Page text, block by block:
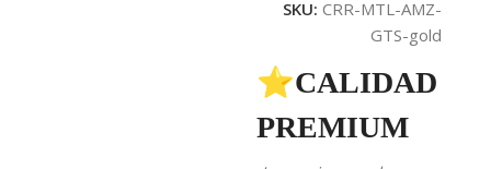
SKU: CRR-MTL-AMZ-
GTS-gold
⭐CALIDAD
PREMIUM